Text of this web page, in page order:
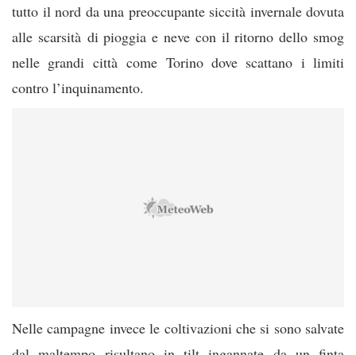
tutto il nord da una preoccupante siccità invernale dovuta
alle scarsità di pioggia e neve con il ritorno dello smog
nelle grandi città come Torino dove scattano i limiti
contro l’inquinamento.
Nelle campagne invece le coltivazioni che si sono salvate